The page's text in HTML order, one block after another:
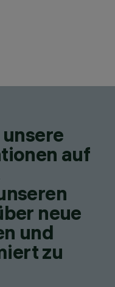
auf
neue
und
zu